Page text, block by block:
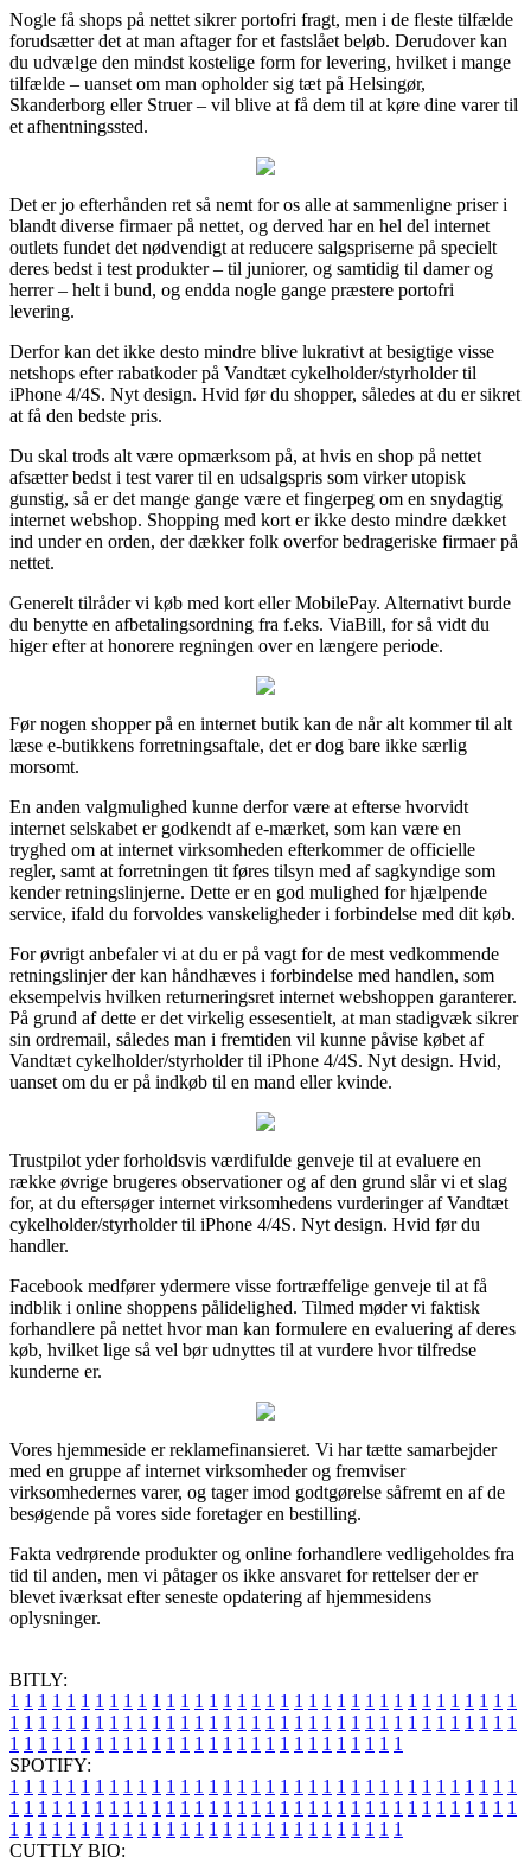
Nogle få shops på nettet sikrer portofri fragt, men i de fleste tilfælde
forudsætter det at man aftager for et fastslået beløb. Derudover kan
du udvælge den mindst kostelige form for levering, hvilket i mange
tilfælde – uanset om man opholder sig tæt på Helsingør,
Skanderborg eller Struer – vil blive at få dem til at køre dine varer til
et afhentningssted.
Det er jo efterhånden ret så nemt for os alle at sammenligne priser i
blandt diverse firmaer på nettet, og derved har en hel del internet
outlets fundet det nødvendigt at reducere salgspriserne på specielt
deres bedst i test produkter – til juniorer, og samtidig til damer og
herrer – helt i bund, og endda nogle gange præstere portofri
levering.
Derfor kan det ikke desto mindre blive lukrativt at besigtige visse
netshops efter rabatkoder på Vandtæt cykelholder/styrholder til
iPhone 4/4S. Nyt design. Hvid før du shopper, således at du er sikret
at få den bedste pris.
Du skal trods alt være opmærksom på, at hvis en shop på nettet
afsætter bedst i test varer til en udsalgspris som virker utopisk
gunstig, så er det mange gange være et fingerpeg om en snydagtig
internet webshop. Shopping med kort er ikke desto mindre dækket
ind under en orden, der dækker folk overfor bedrageriske firmaer på
nettet.
Generelt tilråder vi køb med kort eller MobilePay. Alternativt burde
du benytte en afbetalingsordning fra f.eks. ViaBill, for så vidt du
higer efter at honorere regningen over en længere periode.
Før nogen shopper på en internet butik kan de når alt kommer til alt
læse e-butikkens forretningsaftale, det er dog bare ikke særlig
morsomt.
En anden valgmulighed kunne derfor være at efterse hvorvidt
internet selskabet er godkendt af e-mærket, som kan være en
tryghed om at internet virksomheden efterkommer de officielle
regler, samt at forretningen tit føres tilsyn med af sagkyndige som
kender retningslinjerne. Dette er en god mulighed for hjælpende
service, ifald du forvoldes vanskeligheder i forbindelse med dit køb.
For øvrigt anbefaler vi at du er på vagt for de mest vedkommende
retningslinjer der kan håndhæves i forbindelse med handlen, som
eksempelvis hvilken returneringsret internet webshoppen garanterer.
På grund af dette er det virkelig essesentielt, at man stadigvæk sikrer
sin ordremail, således man i fremtiden vil kunne påvise købet af
Vandtæt cykelholder/styrholder til iPhone 4/4S. Nyt design. Hvid,
uanset om du er på indkøb til en mand eller kvinde.
Trustpilot yder forholdsvis værdifulde genveje til at evaluere en
række øvrige brugeres observationer og af den grund slår vi et slag
for, at du eftersøger internet virksomhedens vurderinger af Vandtæt
cykelholder/styrholder til iPhone 4/4S. Nyt design. Hvid før du
handler.
Facebook medfører ydermere visse fortræffelige genveje til at få
indblik i online shoppens pålidelighed. Tilmed møder vi faktisk
forhandlere på nettet hvor man kan formulere en evaluering af deres
køb, hvilket lige så vel bør udnyttes til at vurdere hvor tilfredse
kunderne er.
Vores hjemmeside er reklamefinansieret. Vi har tætte samarbejder
med en gruppe af internet virksomheder og fremviser
virksomhedernes varer, og tager imod godtgørelse såfremt en af de
besøgende på vores side foretager en bestilling.
Fakta vedrørende produkter og online forhandlere vedligeholdes fra
tid til anden, men vi påtager os ikke ansvaret for rettelser der er
blevet iværksat efter seneste opdatering af hjemmesidens
oplysninger.
BITLY:
1 1 1 1 1 1 1 1 1 1 1 1 1 1 1 1 1 1 1 1 1 1 1 1 1 1 1 1 1 1 1 1 1 1 1 1
1 1 1 1 1 1 1 1 1 1 1 1 1 1 1 1 1 1 1 1 1 1 1 1 1 1 1 1 1 1 1 1 1 1 1 1
1 1 1 1 1 1 1 1 1 1 1 1 1 1 1 1 1 1 1 1 1 1 1 1 1 1 1 1
SPOTIFY:
1 1 1 1 1 1 1 1 1 1 1 1 1 1 1 1 1 1 1 1 1 1 1 1 1 1 1 1 1 1 1 1 1 1 1 1
1 1 1 1 1 1 1 1 1 1 1 1 1 1 1 1 1 1 1 1 1 1 1 1 1 1 1 1 1 1 1 1 1 1 1 1
1 1 1 1 1 1 1 1 1 1 1 1 1 1 1 1 1 1 1 1 1 1 1 1 1 1 1 1
CUTTLY BIO: